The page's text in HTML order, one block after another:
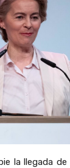
la llegada de